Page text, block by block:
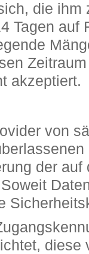
die ihm
Tagen auf
akzeptiert.
von
der
diese